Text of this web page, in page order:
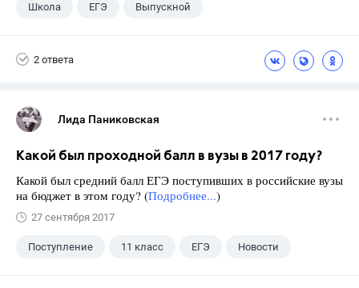
Школа ЕГЭ Выпускной
2 ответа
Лида Паниковская
Какой был проходной балл в вузы в 2017 году?
Какой был средний балл ЕГЭ поступивших в российские вузы
на бюджет в этом году? (Подробнее...)
27 сентября 2017
Поступление 11 класс ЕГЭ Новости